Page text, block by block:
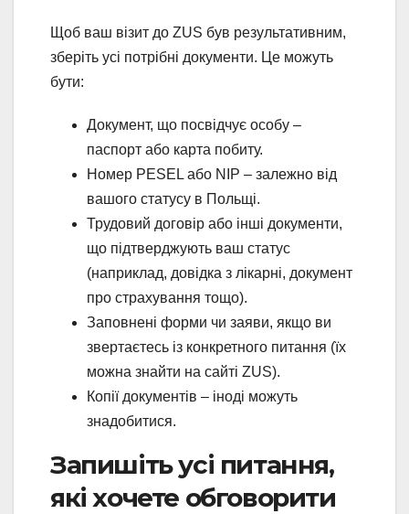
Щоб ваш візит до ZUS був результативним,
зберіть усі потрібні документи. Це можуть
бути:
Документ, що посвідчує особу –
паспорт або карта побиту.
Номер PESEL або NIP – залежно від
вашого статусу в Польщі.
Трудовий договір або інші документи,
що підтверджують ваш статус
(наприклад, довідка з лікарні, документ
про страхування тощо).
Заповнені форми чи заяви, якщо ви
звертаєтесь із конкретного питання (їх
можна знайти на сайті ZUS).
Копії документів – іноді можуть
знадобитися.
Запишіть усі питання,
які хочете обговорити